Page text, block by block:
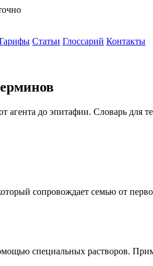
Статьи Глоссарий Контакты
агента до эпитафии. Словарь для
сопровождает семью от
специальных растворов.